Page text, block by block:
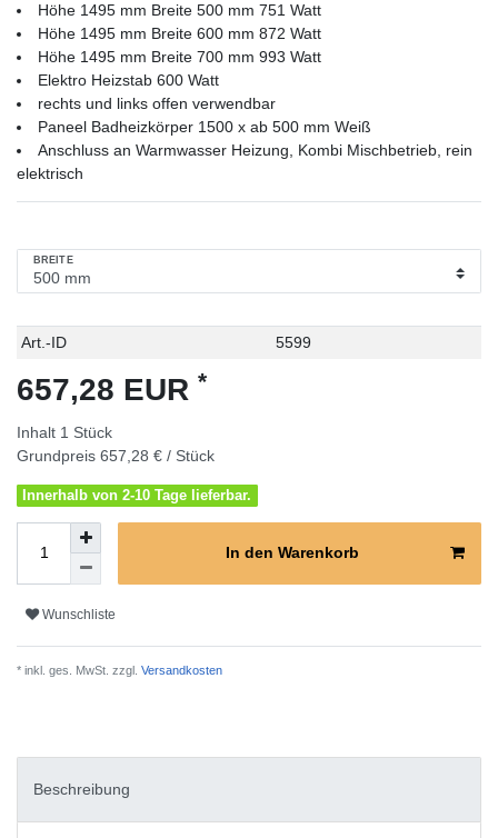
Höhe 1495 mm Breite 500 mm 751 Watt
Höhe 1495 mm Breite 600 mm 872 Watt
Höhe 1495 mm Breite 700 mm 993 Watt
Elektro Heizstab 600 Watt
rechts und links offen verwendbar
Paneel Badheizkörper 1500 x ab 500 mm Weiß
Anschluss an Warmwasser Heizung, Kombi Mischbetrieb, rein
elektrisch
BREITE
Technisches
Wert
Art.-ID 5599
657,28 EUR *
Inhalt 1 Stück
Grundpreis 657,28 € / Stück
Innerhalb von 2-10 Tage lieferbar.
In den Warenkorb
Wunschliste
* inkl. ges. MwSt. zzgl. Versandkosten
Beschreibung